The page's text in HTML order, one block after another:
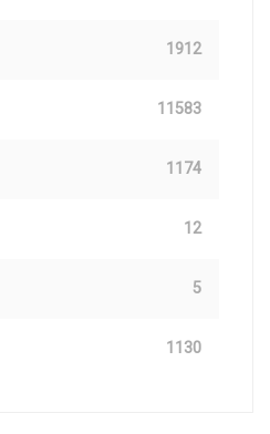
1912
11583
1174
12
5
1130